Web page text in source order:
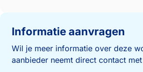
Informatie aanvragen
Wil je meer informatie over deze
aanbieder neemt direct contact